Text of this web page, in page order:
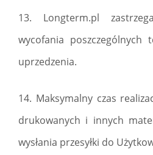
13. Longterm.pl
wycofania
uprzedzenia.
14. Maksymalny czas
drukowanych i innych
wysłania przesyłki do